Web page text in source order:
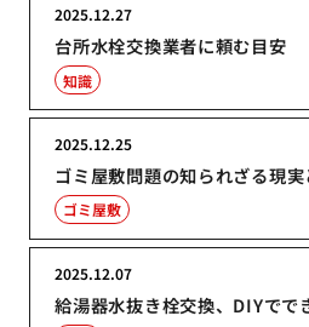
台所水栓交換業者に頼む目安
2025.12.27
知識
ゴミ屋敷問題の知られざる現
2025.12.25
ゴミ屋敷
給湯器水抜き栓交換、DIYでで
2025.12.07